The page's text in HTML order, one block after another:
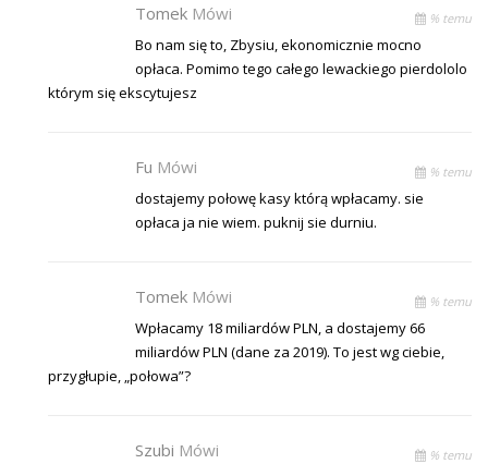
Tomek Mówi % temu
Bo nam się to, Zbysiu, ekonomicznie mocno
opłaca. Pomimo tego całego lewackiego pierdololo
którym się ekscytujesz
Fu Mówi % temu
dostajemy połowę kasy którą wpłacamy. sie
opłaca ja nie wiem. puknij sie durniu.
Tomek Mówi % temu
Wpłacamy 18 miliardów PLN, a dostajemy 66
miliardów PLN (dane za 2019). To jest wg ciebie,
przygłupie, „połowa”?
Szubi Mówi % temu